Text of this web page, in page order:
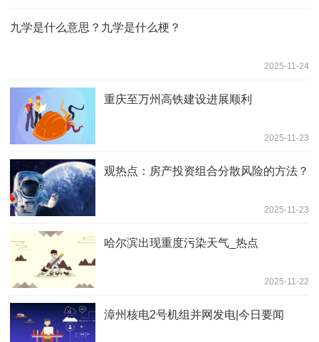
九学是什么意思？九学是什么梗？
2025-11-24
重庆至万州高铁建设进展顺利
2025-11-23
观热点：房产投资组合分散风险的方法？
2025-11-23
哈尔滨出现重度污染天气_热点
2025-11-22
漳州核电2号机组并网发电|今日要闻